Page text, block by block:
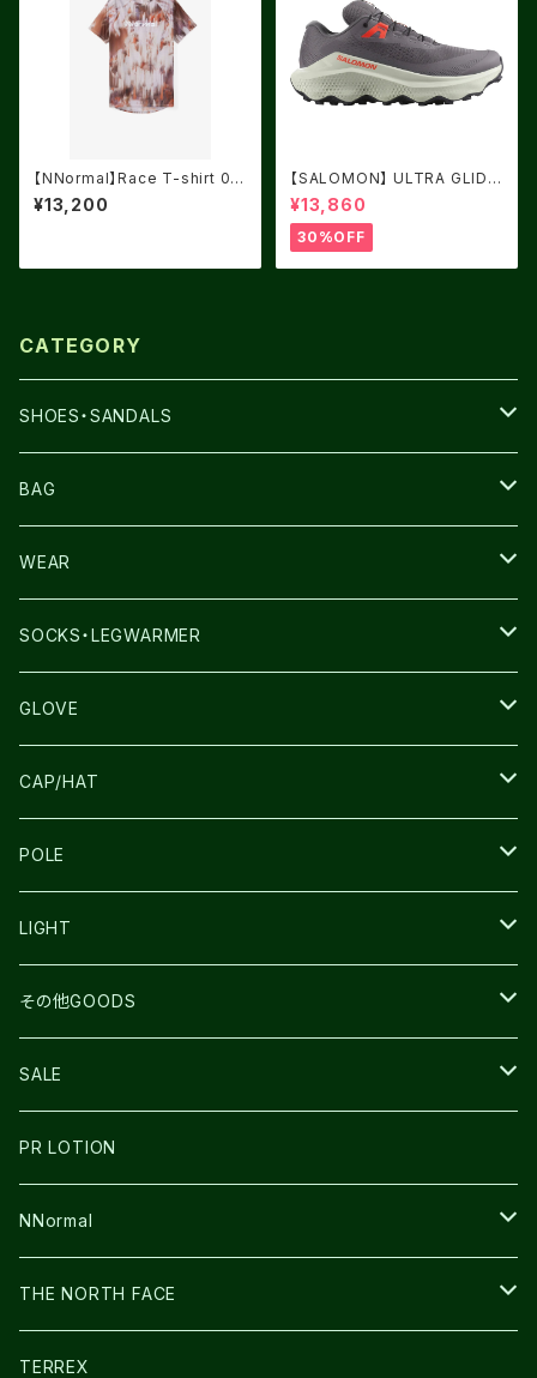
【NNormal】Race T-shirt 02
Fade Print
¥13,200
【SALOMON】 ULTRA GLIDE
3 Excalibur / Icicle / Neon
Flame
¥13,860
30%OFF
CATEGORY
SHOES・SANDALS
NNORMAL
TERREX
THE NORTH FACE
SALOMON
LA SPORTIVA
TECNICA
TOPO
BEACH WALK
BAG
THE NORTH FACE
SALOMON
ULTIMATE DIRECTION
NNormal
COMPRESSPORT
ULTRASPIRE
WEAR
SALOMON
LA SPORTIVA
RUN AMOK
NNormal
SOCKS・LEGWARMER
DRYMAX
ULTIMATE DIRECTIN
R×L
GLOVE
SALOMON
ULTIMATE DIRECTION
R×L
UNWASTED
THE NORTH FACE
CAP/HAT
LA SPORTIVA
COMPRESSPORT
RUN AMOK
NNormal
POLE
MOUNTAIN KING
LIGHT
PETZL
ULTRASPIRE
BOOKMAN
その他GOODS
SNOWFOOT
PR LOTION
FUSION
ULTIMATE DIRECTION
CARL HOERECKE
SALE
SHOES
BAG
WEAR
その他GOODS
PR LOTION
NNormal
SHOES
WEAR
THE NORTH FACE
SHOES
TERREX